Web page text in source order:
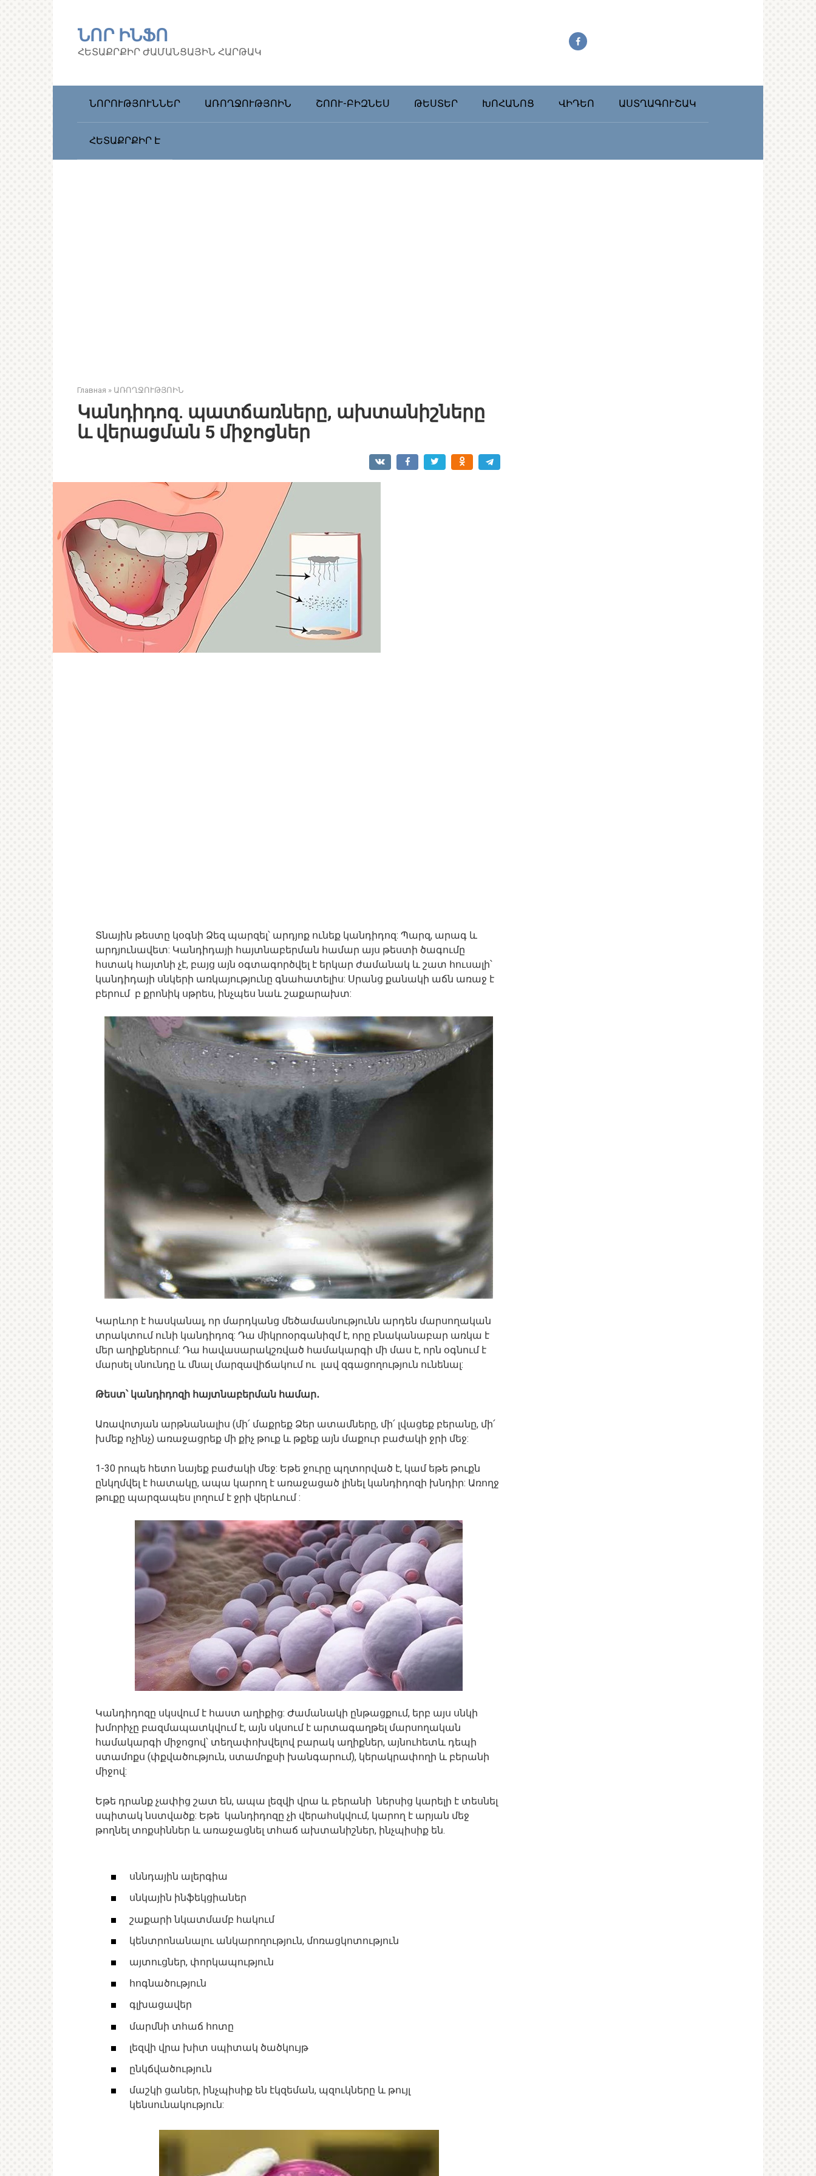
ՆՈՐ ԻՆՖՈ
ՀԵՏԱՔՐՔԻՐ ԺԱՄԱՆՑԱՅԻՆ ՀԱՐԹԱԿ
ՆՈՐՈՒԹՅՈՒՆՆԵՐ ԱՌՈՂՋՈՒԹՅՈԻՆ ՇՈՈՒ-ԲԻԶՆԵՍ ԹԵՍՏԵՐ ԽՈՀԱՆՈՑ ՎԻԴԵՈ ԱՍՏՂԱԳՈՒՇԱԿ
ՀԵՏԱՔՐՔԻՐ Է
Главная » ԱՌՈՂՋՈՒԹՅՈԻՆ
Կանդիդոզ. պատճառները, ախտանիշները
և վերացման 5 միջոցներ
Տնային թեստը կօգնի Ձեզ պարզել՝ արդյոք ունեք կանդիդոզ: Պարզ, արագ և
արդյունավետ: Կանդիդայի հայտնաբերման համար այս թեստի ծագումը
հստակ հայտնի չէ, բայց այն օգտագործվել է երկար ժամանակ և շատ հուսալի՝
կանդիդայի սնկերի առկայությունը գնահատելիս: Սրանց քանակի աճն առաջ է
բերում բ քրոնիկ սթրես, ինչպես նաև շաքարախտ:
Կարևոր է հասկանալ, որ մարդկանց մեծամասնությունն արդեն մարսողական
տրակտում ունի կանդիդոզ: Դա միկրոօրգանիզմ է, որը բնականաբար առկա է
մեր աղիքներում: Դա հավասարակշռված համակարգի մի մաս է, որն օգնում է
մարսել սնունդը և մնալ մարզավիճակում ու լավ զգացողություն ունենալ:
Թեստ՝ կանդիդոզի հայտնաբերման համար․
Առավոտյան արթնանալիս (մի՛ մաքրեք Ձեր ատամները, մի՛ լվացեք բերանը, մի՛
խմեք ոչինչ) առաջացրեք մի քիչ թուք և թքեք այն մաքուր բաժակի ջրի մեջ:
1-30 րոպե հետո նայեք բաժակի մեջ: Եթե ջուրը պղտորված է, կամ եթե թուքն
ընկղմվել է հատակը, ապա կարող է առաջացած լինել կանդիդոզի խնդիր: Առողջ
թուքը պարզապես լողում է ջրի վերևում :
Կանդիդոզը սկսվում է հաստ աղիքից: Ժամանակի ընթացքում, երբ այս սնկի
խմորիչը բազմապատկվում է, այն սկսում է արտագաղթել մարսողական
համակարգի միջոցով՝ տեղափոխվելով բարակ աղիքներ, այնուհետև դեպի
ստամոքս (փքվածություն, ստամոքսի խանգարում), կերակրափողի և բերանի
միջով:
Եթե դրանք չափից շատ են, ապա լեզվի վրա և բերանի ներսից կարելի է տեսնել
սպիտակ նստվածք: Եթե կանդիդոզը չի վերահսկվում, կարող է արյան մեջ
թողնել տոքսիններ և առաջացնել տհաճ ախտանիշներ, ինչպիսիք են.
սննդային ալերգիա
սնկային ինֆեկցիաներ
շաքարի նկատմամբ հակում
կենտրոնանալու անկարողություն, մոռացկոտություն
այտուցներ, փորկապություն
հոգնածություն
գլխացավեր
մարմնի տհաճ հոտը
լեզվի վրա խիտ սպիտակ ծածկույթ
ընկճվածություն
մաշկի ցաներ, ինչպիսիք են էկզեման, պզուկները և թույլ
կենսունակություն: